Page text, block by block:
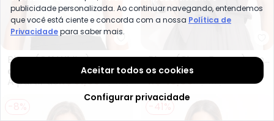
Blusa (Off White) em
Malha Crepe
QUINTESS
A partir deR$ 51,99R$ 89,99
Blusa (Cinza Escuro) em
Malha Crepe
QUINTESS
R$ 48,99R$ 89,99
publicidade personalizada. Ao continuar navegando, entendemos
que você está ciente e concorda com a nossa Política de
Privacidadepara saber mais.
Aceitar todos os cookies
Configurar privacidade